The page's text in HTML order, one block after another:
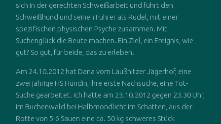
sich in der gerechten Schweißarbeit und führt den
Schweißhund und seinen Führer als Rudel, mit einer
spezifischen physischen Psyche zusammen. Mit
Suchenglück die Beute machen. Ein Ziel, ein Ereignis, wie
gut? So gut, für beide, das zu erleben.
Am 24.10.2012 hat Dana vom Laußnitzer Jägerhof, eine
zwei jährige HS Hündin, ihre erste Nachsuche, eine Tot-
Suche gearbeitet. Ich hatte am 23.10.2012 gegen 23.30 Uhr,
im Buchenwald bei Halbmondlicht im Schatten, aus der
Rotte von 5-6 Sauen eine ca. 50 kg schweres Stück